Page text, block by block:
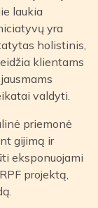
laukia
yra
holistinis,
klientams
valdyti.
priemonė
gijimą ir
eksponuojami
projektą,